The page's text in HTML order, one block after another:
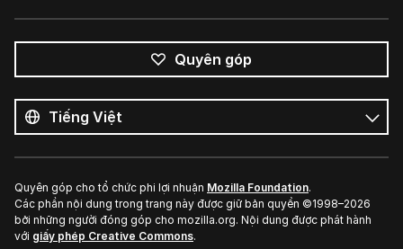
Quyên góp
cả
ngôn
ngữ
Ngôn
ngữ
Quyên góp cho tổ chức phi lợi nhuận Mozilla Foundation.
Các phần nội dung trong trang này được giữ bản quyền ©1998–2026
bởi những người đóng góp cho mozilla.org. Nội dung được phát hành
với giấy phép Creative Commons.